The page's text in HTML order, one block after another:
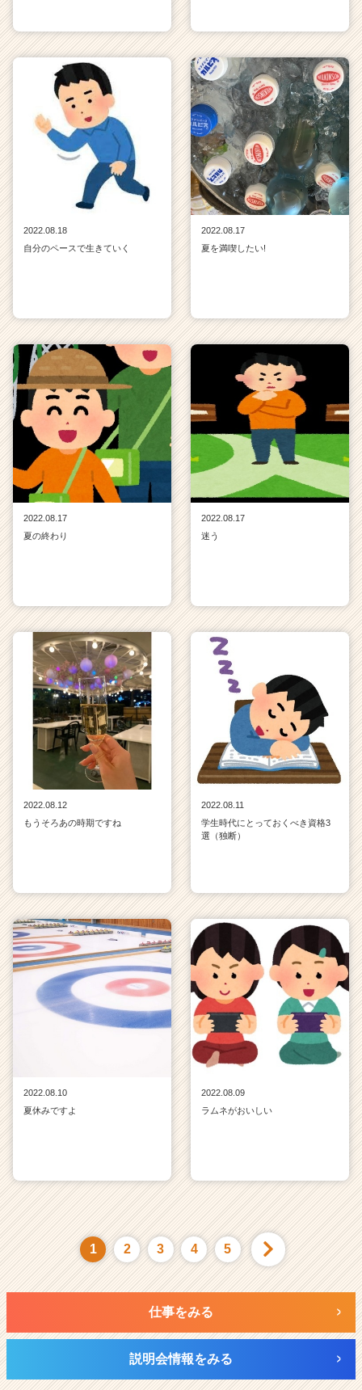
2022.08.18
自分のペースで生きていく
2022.08.17
夏を満喫したい!
2022.08.17
夏の終わり
2022.08.17
迷う
2022.08.12
もうそろあの時期ですね
2022.08.11
学生時代にとっておくべき資格3
選（独断）
2022.08.10
夏休みですよ
2022.08.09
ラムネがおいしい
1 2 3 4 5
仕事をみる
説明会情報をみる